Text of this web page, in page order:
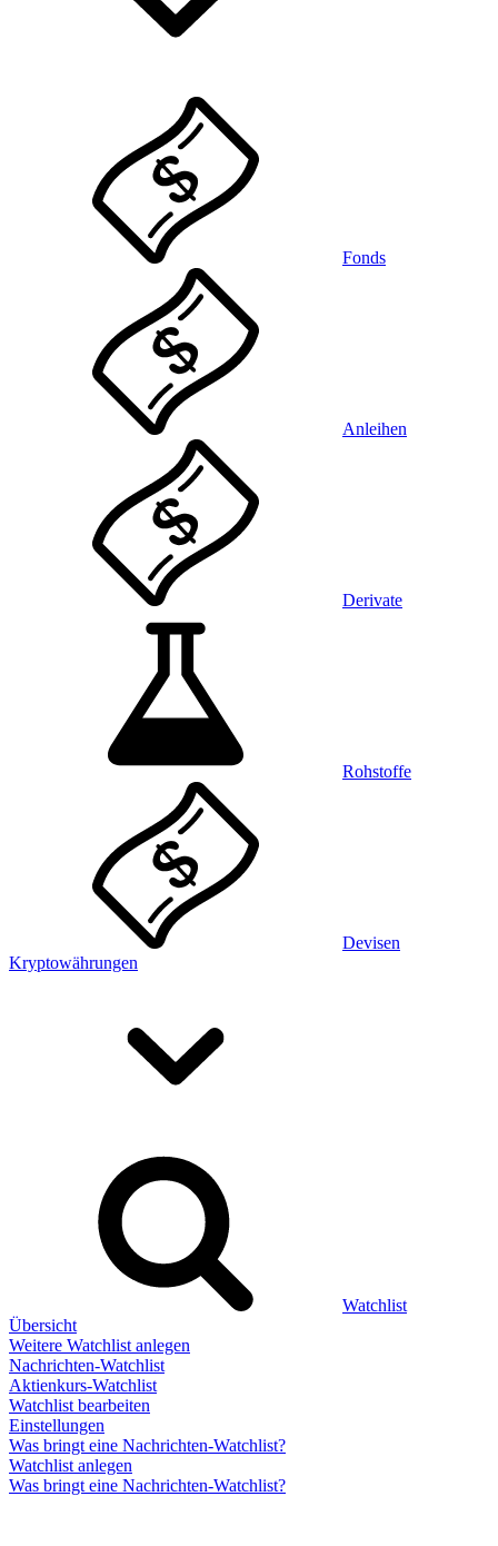
Fonds
Anleihen
Derivate
Rohstoffe
Devisen
Kryptowährungen
Watchlist
Übersicht
Weitere Watchlist anlegen
Nachrichten-Watchlist
Aktienkurs-Watchlist
Watchlist bearbeiten
Einstellungen
Was bringt eine Nachrichten-Watchlist?
Watchlist anlegen
Was bringt eine Nachrichten-Watchlist?